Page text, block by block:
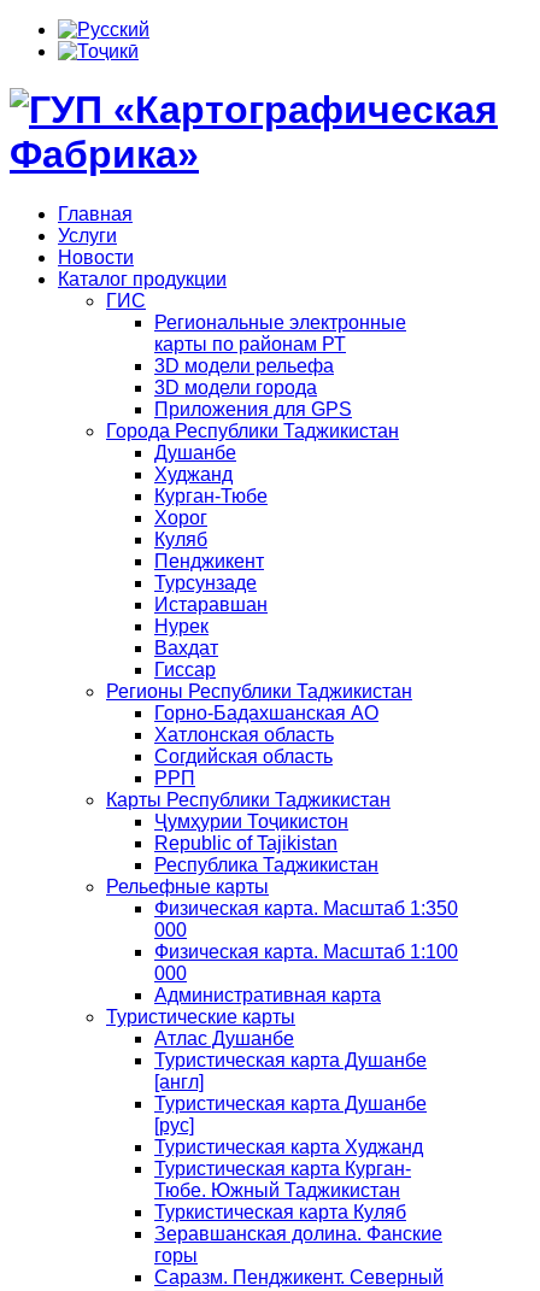
Главная
Услуги
Новости
Каталог продукции
ГИС
Региональные электронные
карты по районам РТ
3D модели рельефа
3D модели города
Приложения для GPS
Города Республики Таджикистан
Душанбе
Худжанд
Курган-Тюбе
Хорог
Куляб
Пенджикент
Турсунзаде
Истаравшан
Нурек
Вахдат
Гиссар
Регионы Республики Таджикистан
Горно-Бадахшанская АО
Хатлонская область
Согдийская область
РРП
Карты Республики Таджикистан
Ҷумҳурии Тоҷикистон
Republic of Tajikistan
Республика Таджикистан
Рельефные карты
Физическая карта. Масштаб 1:350
000
Физическая карта. Масштаб 1:100
000
Административная карта
Туристические карты
Атлас Душанбе
Туристическая карта Душанбе
[англ]
Туристическая карта Душанбе
[рус]
Туристическая карта Худжанд
Туристическая карта Курган-
Тюбе. Южный Таджикистан
Туркистическая карта Куляб
Зеравшанская долина. Фанские
горы
Саразм. Пенджикент. Северный